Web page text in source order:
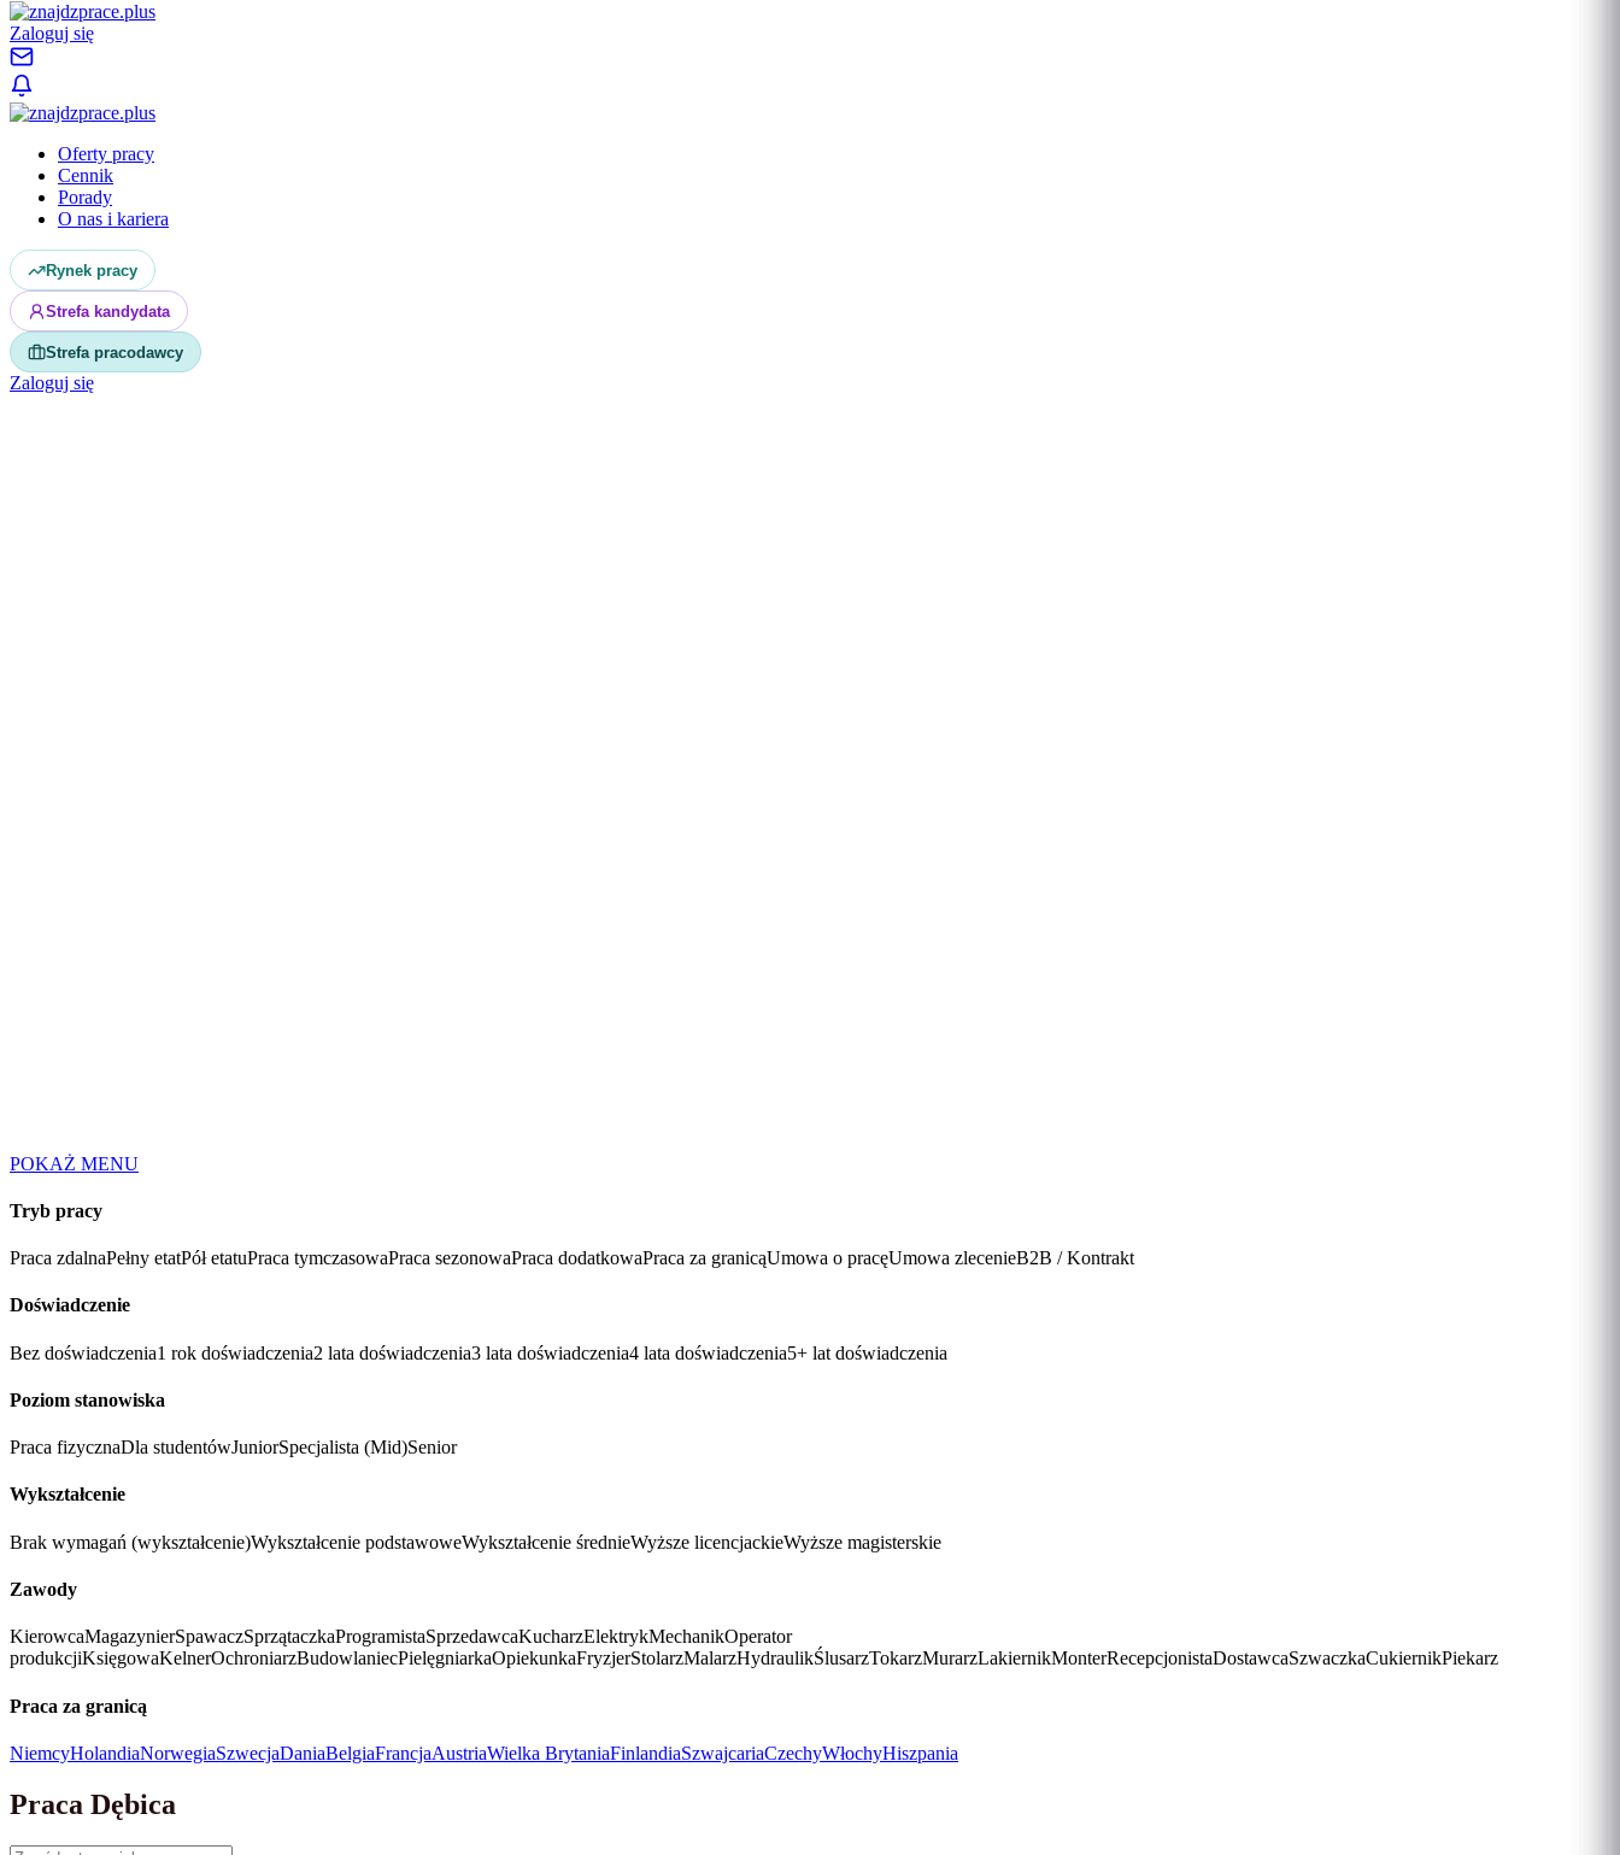
Zaloguj się
Oferty pracy
Cennik
Porady
O nas i kariera
Rynek pracy
Strefa kandydata
Strefa pracodawcy
Zaloguj się
POKAŻ MENU
Tryb pracy
Praca zdalnaPełny etatPół etatuPraca tymczasowaPraca sezonowaPraca dodatkowaPraca za granicąUmowa o pracęUmowa zlecenieB2B / Kontrakt
Doświadczenie
Bez doświadczenia1 rok doświadczenia2 lata doświadczenia3 lata doświadczenia4 lata doświadczenia5+ lat doświadczenia
Poziom stanowiska
Praca fizycznaDla studentówJuniorSpecjalista (Mid)Senior
Wykształcenie
Brak wymagań (wykształcenie)Wykształcenie podstawoweWykształcenie średnieWyższe licencjackieWyższe magisterskie
Zawody
KierowcaMagazynierSpawaczSprzątaczkaProgramistaSprzedawcaKucharzElektrykMechanikOperator
produkcjiKsięgowaKelnerOchroniarzBudowlaniecPielęgniarkaOpiekunkaFryzjerStolarzMalarzHydraulikŚlusarzTokarzMurarzLakiernikMonterRecepcjonistaDostawcaSzwaczkaCukiernikPiekarz
Praca za granicą
NiemcyHolandiaNorwegiaSzwecjaDaniaBelgiaFrancjaAustriaWielka BrytaniaFinlandiaSzwajcariaCzechyWłochyHiszpania
Praca Dębica